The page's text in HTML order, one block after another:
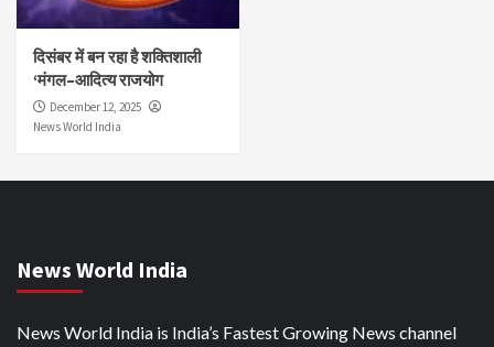
दिसंबर में बन रहा है शक्तिशाली
‘मंगल–आदित्य राजयोग
December 12, 2025
News World India
News World India
News World India is India’s Fastest Growing News channel